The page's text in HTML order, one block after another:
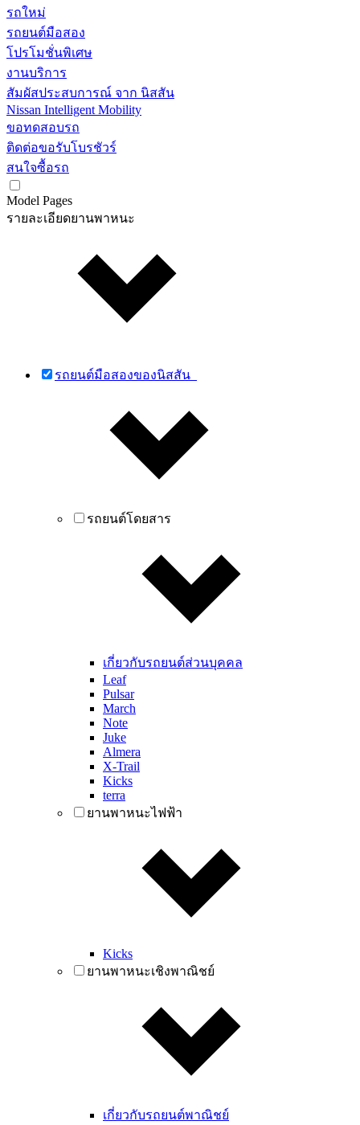
รถใหม่
รถยนต์มือสอง
โปรโมชั่นพิเศษ
งานบริการ
สัมผัสประสบการณ์ จาก นิสสัน
Nissan Intelligent Mobility
ขอทดสอบรถ
ติดต่อขอรับโบรชัวร์
สนใจซื้อรถ
Model Pages
รายละเอียดยานพาหนะ
รถยนต์มือสองของนิสสัน
รถยนต์โดยสาร
เกี่ยวกับรถยนต์ส่วนบุคคล
Leaf
Pulsar
March
Note
Juke
Almera
X-Trail
Kicks
terra
ยานพาหนะไฟฟ้า
Kicks
ยานพาหนะเชิงพาณิชย์
เกี่ยวกับรถยนต์พาณิชย์